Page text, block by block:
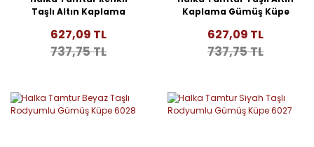
Taşlı Altın Kaplama
627,09 TL
737,75 TL
Kaplama Gümüş Küpe
627,09 TL
737,75 TL